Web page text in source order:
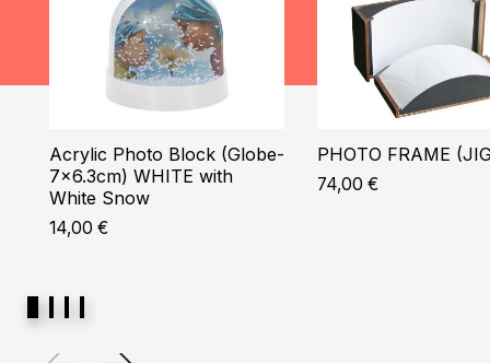
Acrylic Photo Block (Globe-
7×6.3cm) WHITE with
White Snow
14,00 €
PHOTO FRAME
74,00 €